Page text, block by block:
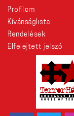
Profilom
Kívánságlista
Rendelések
Elfelejtett jelszó